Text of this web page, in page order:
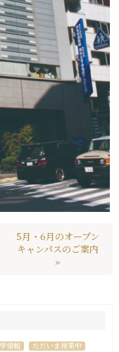
5月・6月のオープン
キャンパスのご案内
»
情報
ただいま授業中